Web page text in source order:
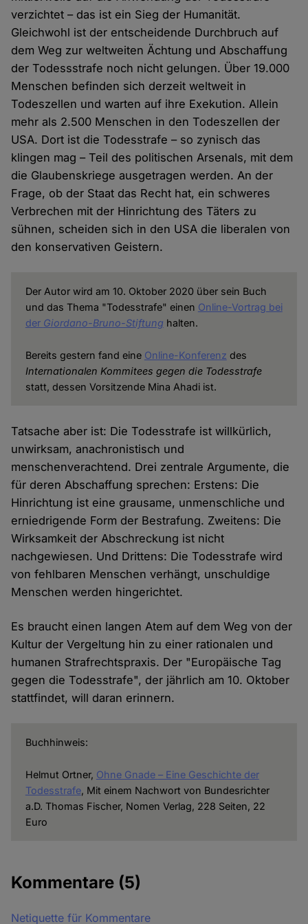
verzichtet – das ist ein Sieg der Humanität.
Gleichwohl ist der entscheidende Durchbruch auf
dem Weg zur weltweiten Ächtung und Abschaffung
der Todessstrafe noch nicht gelungen. Über 19.000
Menschen befinden sich derzeit weltweit in
Todeszellen und warten auf ihre Exekution. Allein
mehr als 2.500 Menschen in den Todeszellen der
USA. Dort ist die Todesstrafe – so zynisch das
klingen mag – Teil des politischen Arsenals, mit dem
die Glaubenskriege ausgetragen werden. An der
Frage, ob der Staat das Recht hat, ein schweres
Verbrechen mit der Hinrichtung des Täters zu
sühnen, scheiden sich in den USA die liberalen von
den konservativen Geistern.
Der Autor wird am 10. Oktober 2020 über sein Buch
und das Thema "Todesstrafe" einen Online-Vortrag bei
der Giordano-Bruno-Stiftung halten.
Bereits gestern fand eine Online-Konferenz des
Internationalen Kommitees gegen die Todesstrafe
statt, dessen Vorsitzende Mina Ahadi ist.
Tatsache aber ist: Die Todesstrafe ist willkürlich,
unwirksam, anachronistisch und
menschenverachtend. Drei zentrale Argumente, die
für deren Abschaffung sprechen: Erstens: Die
Hinrichtung ist eine grausame, unmenschliche und
erniedrigende Form der Bestrafung. Zweitens: Die
Wirksamkeit der Abschreckung ist nicht
nachgewiesen. Und Drittens: Die Todesstrafe wird
von fehlbaren Menschen verhängt, unschuldige
Menschen werden hingerichtet.
Es braucht einen langen Atem auf dem Weg von der
Kultur der Vergeltung hin zu einer rationalen und
humanen Strafrechtspraxis. Der "Europäische Tag
gegen die Todesstrafe", der jährlich am 10. Oktober
stattfindet, will daran erinnern.
Buchhinweis:
Helmut Ortner, Ohne Gnade – Eine Geschichte der
Todesstrafe, Mit einem Nachwort von Bundesrichter
a.D. Thomas Fischer, Nomen Verlag, 228 Seiten, 22
Euro
Kommentare (5)
Netiquette für Kommentare